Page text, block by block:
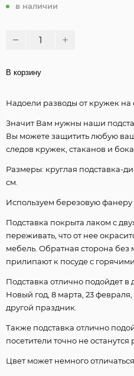
в наличии
В корзину
Надоели разводы от кружек на
Значит Вам нужны наши
Вы можете защитить любую
следов кружек, стаканов и
Размеры: круглая подставка-
см.
Используем березовую
Подставка покрыта лаком с
переживать, что от нее
мебель. Обратная сторона без
прилипают к посуде с
Подставка отлично подойдет
Новый год, 8 марта, 23
другой праздник.
Также подставка отлично
посетители точно не
Цвет может немного